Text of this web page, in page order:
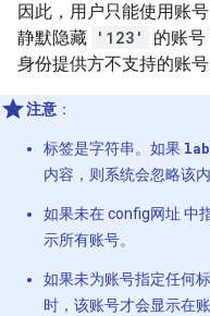
因此，用户只能使用账
静默隐藏 '123'
的账
身份提供方不支持的账号
注意 ：
标签是字符串。如果
内容，则系统会忽略该内
如果未在 config网址 中
示所有账号。
如果未为账号指定任何
时，该账号才会显示在